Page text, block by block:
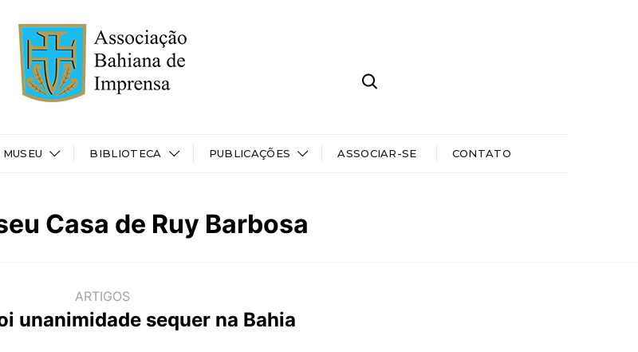
MUSEU BIBLIOTECA PUBLICAÇÕES ASSOCIAR-SE CONTATO
Casa de Ruy Barbosa
ARTIGOS
unanimidade sequer na Bahia